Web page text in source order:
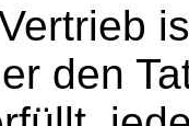
ist
den